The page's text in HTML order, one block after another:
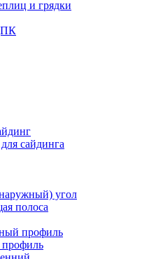
и грядки
сайдинга
угол
полоса
профиль